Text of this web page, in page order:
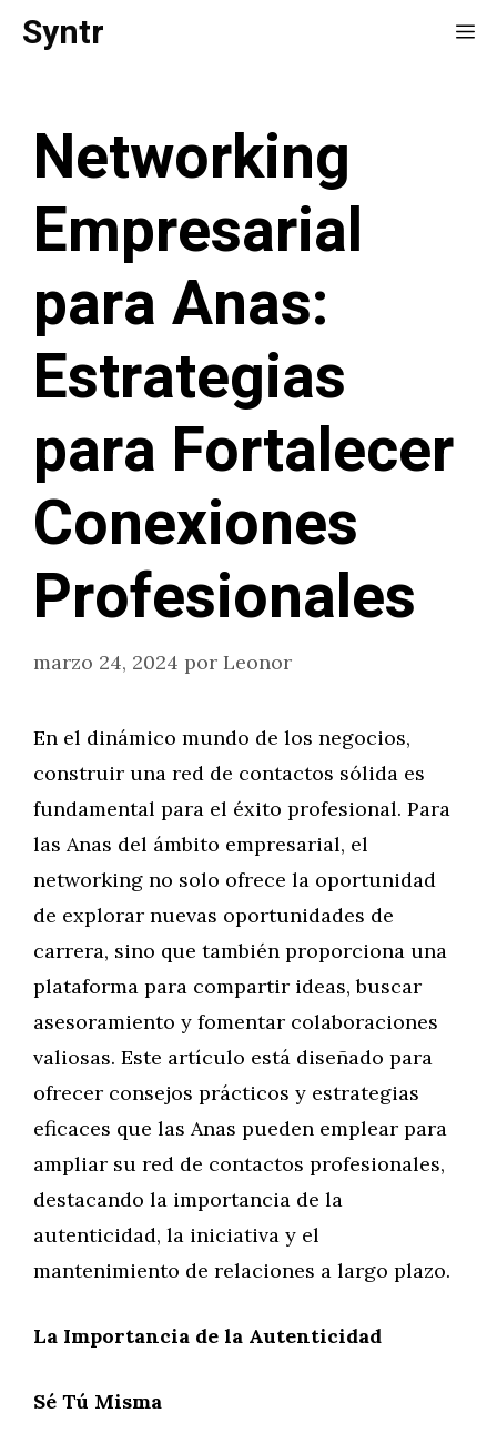
SaltarSyntr
Networking
Empresarial
para Anas:
Estrategias
para Fortalecer
Conexiones
Profesionales
marzo 24, 2024 por Leonor
En el dinámico mundo de los negocios,
construir una red de contactos sólida es
fundamental para el éxito profesional. Para
las Anas del ámbito empresarial, el
networking no solo ofrece la oportunidad
de explorar nuevas oportunidades de
carrera, sino que también proporciona una
plataforma para compartir ideas, buscar
asesoramiento y fomentar colaboraciones
valiosas. Este artículo está diseñado para
ofrecer consejos prácticos y estrategias
eficaces que las Anas pueden emplear para
ampliar su red de contactos profesionales,
destacando la importancia de la
autenticidad, la iniciativa y el
mantenimiento de relaciones a largo plazo.
La Importancia de la Autenticidad
Sé Tú Misma